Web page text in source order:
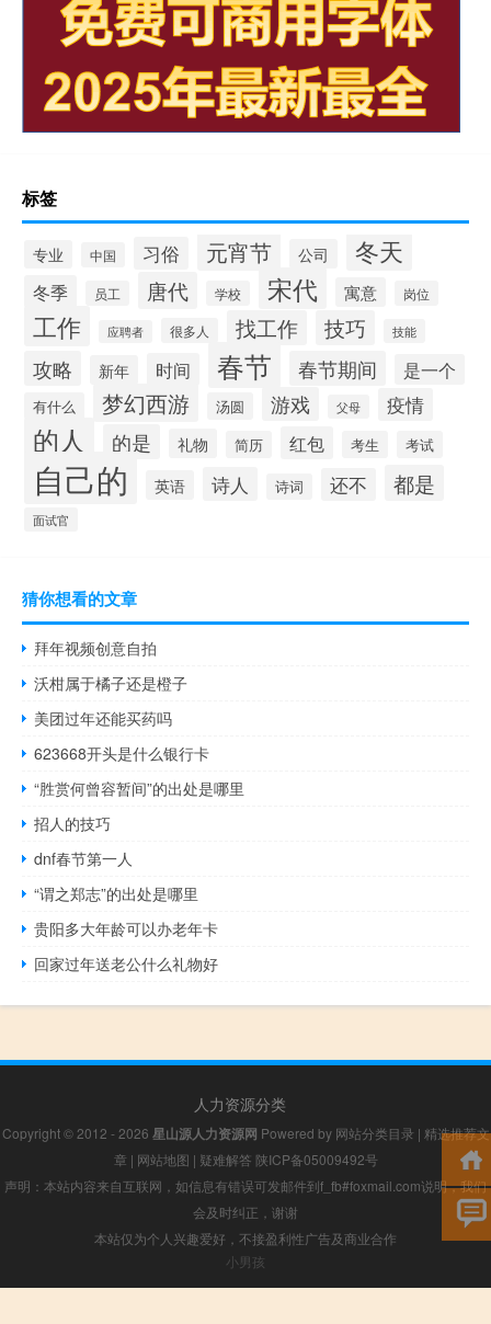
标签
专业 中国 习俗 元宵节 公司 冬天
冬季 员工 唐代 学校 宋代 寓意 岗位
工作 应聘者 很多人 找工作 技巧 技能
攻略 新年 时间 春节 春节期间 是一个
有什么 梦幻西游 汤圆 游戏 父母 疫情
的人 的是 礼物 简历 红包 考生 考试
自己的 英语 诗人 诗词 还不 都是
面试官
猜你想看的文章
拜年视频创意自拍
沃柑属于橘子还是橙子
美团过年还能买药吗
623668开头是什么银行卡
“胜赏何曾容暂间”的出处是哪里
招人的技巧
dnf春节第一人
“谓之郑志”的出处是哪里
贵阳多大年龄可以办老年卡
回家过年送老公什么礼物好
人力资源分类
Copyright © 2012 - 2026 星山源人力资源网 Powered by 网站分类目录 | 精选推荐文
章 | 网站地图 | 疑难解答 陕ICP备05009492号
声明：本站内容来自互联网，如信息有错误可发邮件到f_fb#foxmail.com说明，我们
会及时纠正，谢谢
本站仅为个人兴趣爱好，不接盈利性广告及商业合作
小男孩